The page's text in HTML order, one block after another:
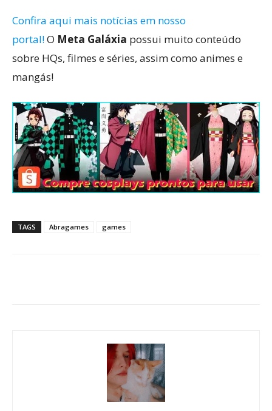
Confira aqui mais notícias em nosso
portal!O Meta Galáxia possui muito conteúdo
sobre HQs, filmes e séries, assim como animes e
mangás!
TAGS Abragames games